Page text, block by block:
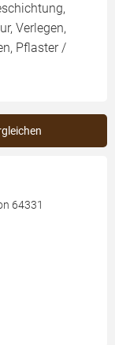
Verlegen,
Pflaster /
64331